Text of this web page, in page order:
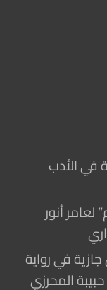
في الأدب
أنور
في رواية
المحرزي